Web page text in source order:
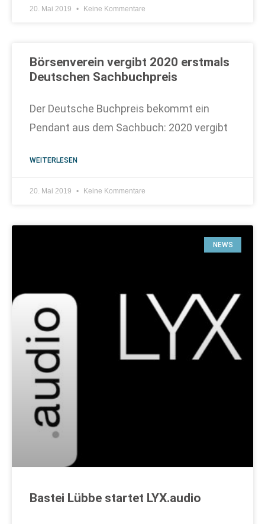
20. Mai 2019 Keine Kommentare
Börsenverein vergibt 2020 erstmals
Deutschen Sachbuchpreis
Der Deutsche Buchpreis bekommt ein
Pendant aus dem Sachbuch: 2020 vergibt
WEITERLESEN
20. Mai 2019 Keine Kommentare
NEWS
Bastei Lübbe startet LYX.audio